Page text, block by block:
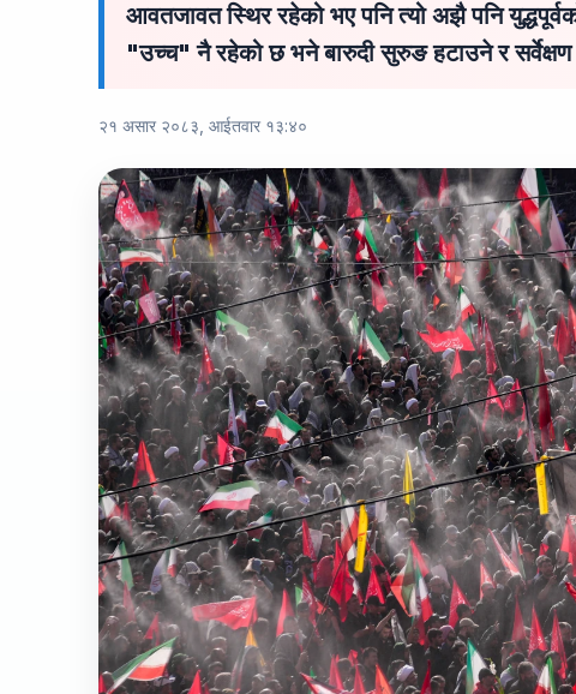
आवतजावत स्थिर रहेको भए पनि त्यो अझै पनि
"उच्च" नै रहेको छ भने बारुदी सुरुङ हटाउने र सर्वेक्षण
२१ असार २०८३, आईतवार १३:४०